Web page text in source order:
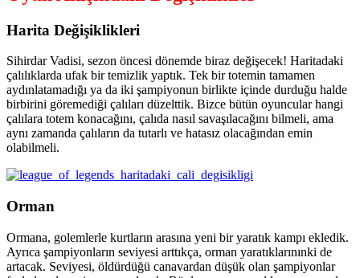
Harita Değişiklikleri
Sihirdar Vadisi, sezon öncesi dönemde biraz değişecek! Haritadaki
çalılıklarda ufak bir temizlik yaptık. Tek bir totemin tamamen
aydınlatamadığı ya da iki şampiyonun birlikte içinde durduğu halde
birbirini göremediği çalıları düzelttik. Bizce bütün oyuncular hangi
çalılara totem konacağını, çalıda nasıl savaşılacağını bilmeli, ama
aynı zamanda çalıların da tutarlı ve hatasız olacağından emin
olabilmeli.
Orman
Ormana, golemlerle kurtların arasına yeni bir yaratık kampı ekledik.
Ayrıca şampiyonların seviyesi arttıkça, orman yaratıklarınınki de
artacak. Seviyesi, öldürdüğü canavardan düşük olan şampiyonlar